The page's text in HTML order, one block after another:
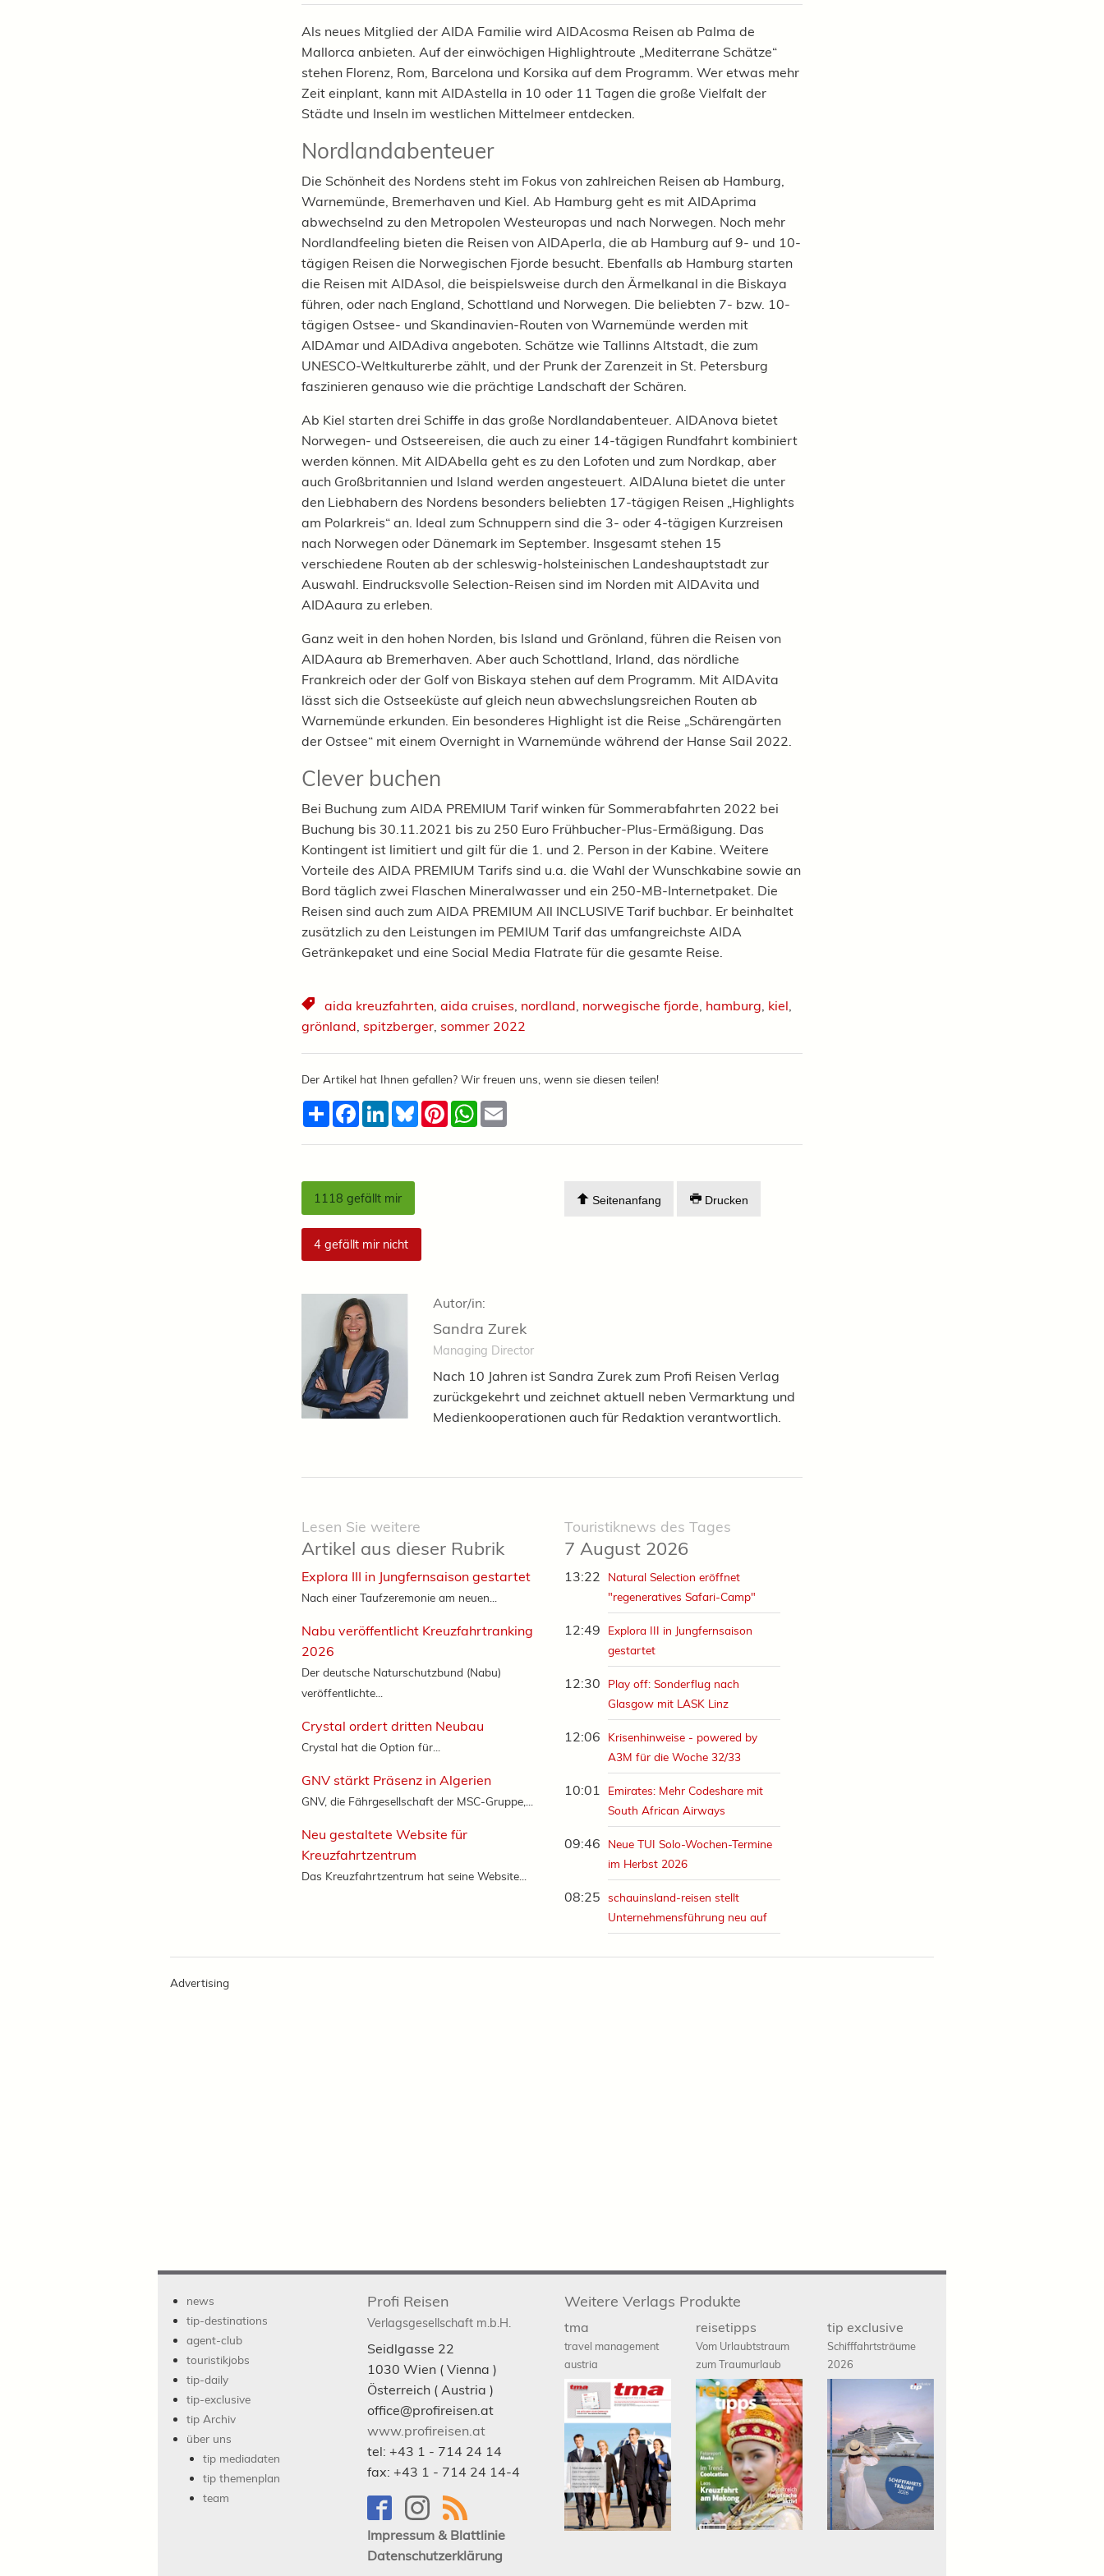
Als neues Mitglied der AIDA Familie wird AIDAcosma Reisen ab Palma de
Mallorca anbieten. Auf der einwöchigen Highlightroute „Mediterrane Schätze“
stehen Florenz, Rom, Barcelona und Korsika auf dem Programm. Wer etwas mehr
Zeit einplant, kann mit AIDAstella in 10 oder 11 Tagen die große Vielfalt der
Städte und Inseln im westlichen Mittelmeer entdecken.
Nordlandabenteuer
Die Schönheit des Nordens steht im Fokus von zahlreichen Reisen ab Hamburg,
Warnemünde, Bremerhaven und Kiel. Ab Hamburg geht es mit AIDAprima
abwechselnd zu den Metropolen Westeuropas und nach Norwegen. Noch mehr
Nordlandfeeling bieten die Reisen von AIDAperla, die ab Hamburg auf 9- und 10-
tägigen Reisen die Norwegischen Fjorde besucht. Ebenfalls ab Hamburg starten
die Reisen mit AIDAsol, die beispielsweise durch den Ärmelkanal in die Biskaya
führen, oder nach England, Schottland und Norwegen. Die beliebten 7- bzw. 10-
tägigen Ostsee- und Skandinavien-Routen von Warnemünde werden mit
AIDAmar und AIDAdiva angeboten. Schätze wie Tallinns Altstadt, die zum
UNESCO-Weltkulturerbe zählt, und der Prunk der Zarenzeit in St. Petersburg
faszinieren genauso wie die prächtige Landschaft der Schären.
Ab Kiel starten drei Schiffe in das große Nordlandabenteuer. AIDAnova bietet
Norwegen- und Ostseereisen, die auch zu einer 14-tägigen Rundfahrt kombiniert
werden können. Mit AIDAbella geht es zu den Lofoten und zum Nordkap, aber
auch Großbritannien und Island werden angesteuert. AIDAluna bietet die unter
den Liebhabern des Nordens besonders beliebten 17-tägigen Reisen „Highlights
am Polarkreis“ an. Ideal zum Schnuppern sind die 3- oder 4-tägigen Kurzreisen
nach Norwegen oder Dänemark im September. Insgesamt stehen 15
verschiedene Routen ab der schleswig-holsteinischen Landeshauptstadt zur
Auswahl. Eindrucksvolle Selection-Reisen sind im Norden mit AIDAvita und
AIDAaura zu erleben.
Ganz weit in den hohen Norden, bis Island und Grönland, führen die Reisen von
AIDAaura ab Bremerhaven. Aber auch Schottland, Irland, das nördliche
Frankreich oder der Golf von Biskaya stehen auf dem Programm. Mit AIDAvita
lässt sich die Ostseeküste auf gleich neun abwechslungsreichen Routen ab
Warnemünde erkunden. Ein besonderes Highlight ist die Reise „Schärengärten
der Ostsee“ mit einem Overnight in Warnemünde während der Hanse Sail 2022.
Clever buchen
Bei Buchung zum AIDA PREMIUM Tarif winken für Sommerabfahrten 2022 bei
Buchung bis 30.11.2021 bis zu 250 Euro Frühbucher-Plus-Ermäßigung. Das
Kontingent ist limitiert und gilt für die 1. und 2. Person in der Kabine. Weitere
Vorteile des AIDA PREMIUM Tarifs sind u.a. die Wahl der Wunschkabine sowie an
Bord täglich zwei Flaschen Mineralwasser und ein 250-MB-Internetpaket. Die
Reisen sind auch zum AIDA PREMIUM All INCLUSIVE Tarif buchbar. Er beinhaltet
zusätzlich zu den Leistungen im PEMIUM Tarif das umfangreichste AIDA
Getränkepaket und eine Social Media Flatrate für die gesamte Reise.
aida kreuzfahrten, aida cruises, nordland, norwegische fjorde, hamburg, kiel,
grönland, spitzberger, sommer 2022
Der Artikel hat Ihnen gefallen? Wir freuen uns, wenn sie diesen teilen!
TeilenFacebook
LinkedInBlueskyPinterestWhatsApp
1118 gefällt mir
4 gefällt mir nicht
Seitenanfang Drucken
Autor/in:
Sandra Zurek
Managing Director
Nach 10 Jahren ist Sandra Zurek zum Profi Reisen Verlag
zurückgekehrt und zeichnet aktuell neben Vermarktung und
Medienkooperationen auch für Redaktion verantwortlich.
Touristiknews des Tages
7 August 2026
13:22
Natural Selection eröffnet
"regeneratives Safari-Camp"
12:49
Explora III in Jungfernsaison
gestartet
12:30
Play off: Sonderflug nach
Glasgow mit LASK Linz
12:06
Krisenhinweise - powered by
A3M für die Woche 32/33
10:01
Emirates: Mehr Codeshare mit
South African Airways
09:46
Neue TUI Solo-Wochen-Termine
im Herbst 2026
08:25
schauinsland-reisen stellt
Unternehmensführung neu auf
Lesen Sie weitere
Artikel aus dieser Rubrik
Explora III in Jungfernsaison gestartet
Nach einer Taufzeremonie am neuen...
Nabu veröffentlicht Kreuzfahrtranking
2026
Der deutsche Naturschutzbund (Nabu)
veröffentlichte...
Crystal ordert dritten Neubau
Crystal hat die Option für...
GNV stärkt Präsenz in Algerien
GNV, die Fährgesellschaft der MSC-Gruppe,...
Neu gestaltete Website für
Kreuzfahrtzentrum
Das Kreuzfahrtzentrum hat seine Website...
Advertising
news
tip-destinations
agent-club
touristikjobs
tip-daily
tip-exclusive
tip Archiv
über uns
tip mediadaten
tip themenplan
team
Profi Reisen
Verlagsgesellschaft m.b.H.
Seidlgasse 22
1030 Wien ( Vienna )
Österreich ( Austria )
office@profireisen.at
www.profireisen.at
tel: +43 1 - 714 24 14
fax: +43 1 - 714 24 14-4
Impressum & Blattlinie
Datenschutzerklärung
Weitere Verlags Produkte
tma
travel management
austria
reisetipps
Vom Urlaubtstraum
zum Traumurlaub
tip exclusive
Schifffahrtsträume
2026